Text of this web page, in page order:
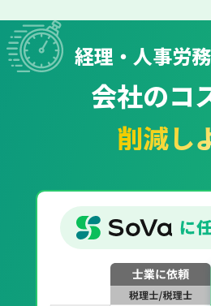
経理・人事労
会社のコ
削減し